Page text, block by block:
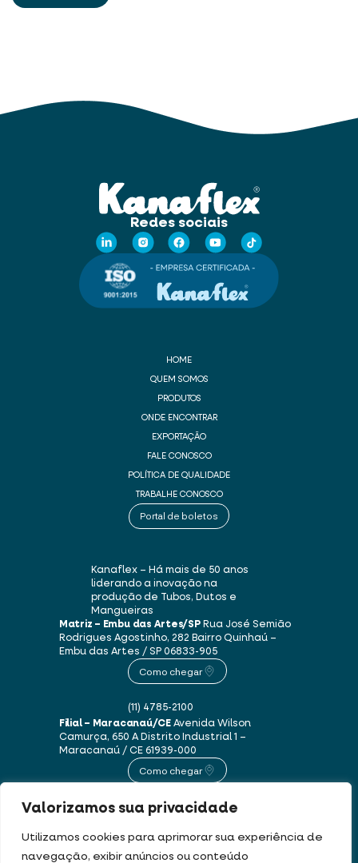
Valorizamos sua privacidade
Utilizamos cookies para aprimorar sua experiência de
navegação, exibir anúncios ou conteúdo
Redes sociais
HOME
QUEM SOMOS
PRODUTOS
ONDE ENCONTRAR
EXPORTAÇÃO
FALE CONOSCO
POLÍTICA DE QUALIDADE
TRABALHE CONOSCO
Portal de boletos
Kanaflex – Há mais de 50 anos
liderando a inovação na
produção de Tubos, Dutos e
Mangueiras
Matriz – Embu das Artes/SPRua José Semião
Rodrigues Agostinho, 282 Bairro Quinhaú –
Embu das Artes / SP06833-905
Como chegar
(11) 4785-2100
Filial – Maracanaú/CEAvenida Wilson
Camurça, 650 ADistrito Industrial 1 –
Maracanaú / CE61939-000
Como chegar
(85) 3250-1235